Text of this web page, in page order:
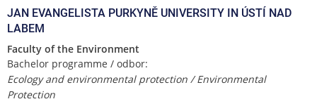
JAN EVANGELISTA PURKYNĚ UNIVERSITY IN ÚSTÍ NAD
LABEM
Faculty of the Environment
Bachelor programme / odbor:
Ecology and environmental protection / Environmental
Protection